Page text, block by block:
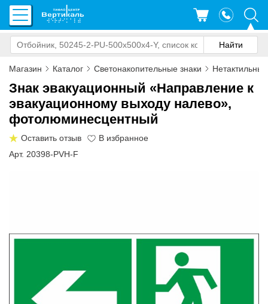
Магазин Каталог Светонакопительные знаки Нетактильные
Знак эвакуационный «Направление к
эвакуационному выходу налево»,
фотолюминесцентный
Оставить отзыв
Арт. 20398-PVH-F